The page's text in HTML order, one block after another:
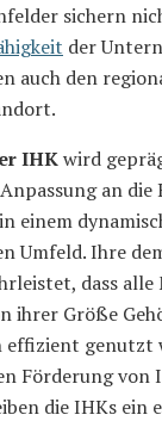
sichern
der
auch den
IHKwird
an die
einem
Umfeld. Ihre
dass
ihrer Größe
effizient genutzt
Förderung von
die IHKs ein